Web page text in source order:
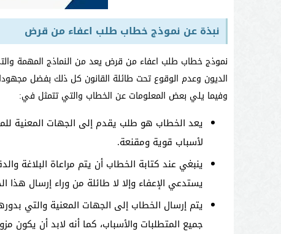
نبذة عن نموذج خطاب طلب اعفاء من قرض
نموذج خطاب طلب اعفاء من قرض يعد من النماذج المهمة
الديون وعدم الوقوع تحت طائلة القانون كل ذلك بفضل
وفيما يلي بعض المعلومات عن الخطاب والتي تتمثل في:
يعد الخطاب هو طلب يقدم إلى الجهات المعنية
لأسباب قوية ومقنعة.
ينبغي عند كتابة الخطاب أن يتم مراعاة البلاغة
يستدعي الإعفاء وإلا لا طائلة من وراء إرسال هذا
يتم إرسال الخطاب إلى الجهات المعنية والتي
جميع المتطلبات والأسباب، كما أنه لابد أن يكون